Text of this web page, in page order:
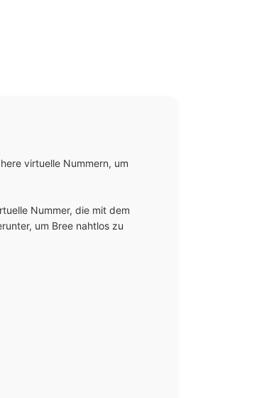
virtuelle Nummern, um
Nummer, die mit dem
um Bree nahtlos zu